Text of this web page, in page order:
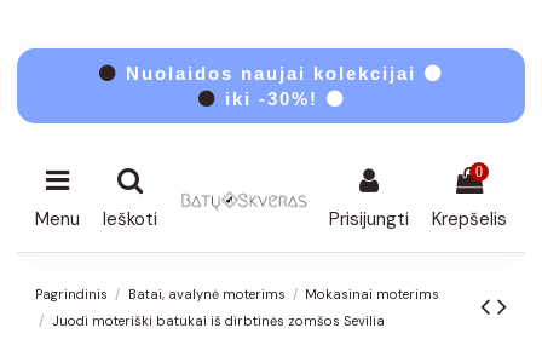
⚫ Nuolaidos naujai kolekcijai ⚫
⚫ iki -30%! ⚫
Menu Ieškoti Prisijungti
0
Krepšelis
Pagrindinis Batai, avalynė moterims
Mokasinai moterims
Juodi moteriški batukai iš dirbtinės zomšos Sevilia